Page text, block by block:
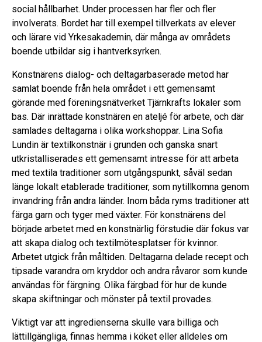
social hållbarhet. Under processen har fler och fler
involverats. Bordet har till exempel tillverkats av elever
och lärare vid Yrkesakademin, där många av områdets
boende utbildar sig i hantverksyrken.
Konstnärens dialog- och deltagarbaserade metod har
samlat boende från hela området i ett gemensamt
görande med föreningsnätverket Tjärnkrafts lokaler som
bas. Där inrättade konstnären en ateljé för arbete, och där
samlades deltagarna i olika workshoppar. Lina Sofia
Lundin är textilkonstnär i grunden och ganska snart
utkristalliserades ett gemensamt intresse för att arbeta
med textila traditioner som utgångspunkt, såväl sedan
länge lokalt etablerade traditioner, som nytillkomna genom
invandring från andra länder. Inom båda ryms traditioner att
färga garn och tyger med växter. För konstnärens del
började arbetet med en konstnärlig förstudie där fokus var
att skapa dialog och textilmötesplatser för kvinnor.
Arbetet utgick från måltiden. Deltagarna delade recept och
tipsade varandra om kryddor och andra råvaror som kunde
användas för färgning. Olika färgbad för hur de kunde
skapa skiftningar och mönster på textil provades.
Viktigt var att ingredienserna skulle vara billiga och
lättillgängliga, finnas hemma i köket eller alldeles om